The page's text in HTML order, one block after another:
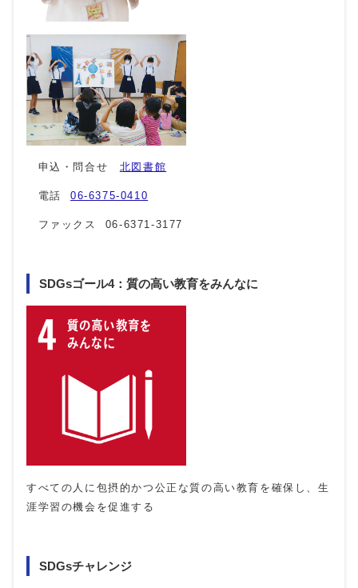
申込・問合せ 北図書館
電話06-6375-0410
ファックス 06-6371-3177
SDGsゴール4：質の高い教育をみんなに
すべての人に包摂的かつ公正な質の高い教育を確保し、生
涯学習の機会を促進する
SDGsチャレンジ